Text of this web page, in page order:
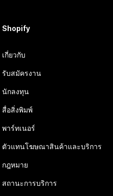
Shopify
เกี่ยวกับ
รับสมัครงาน
นักลงทุน
สื่อสิ่งพิมพ์
พาร์ทเนอร์
ตัวแทนโฆษณาสินค้าและบริการ
กฎหมาย
สถานะการบริการ